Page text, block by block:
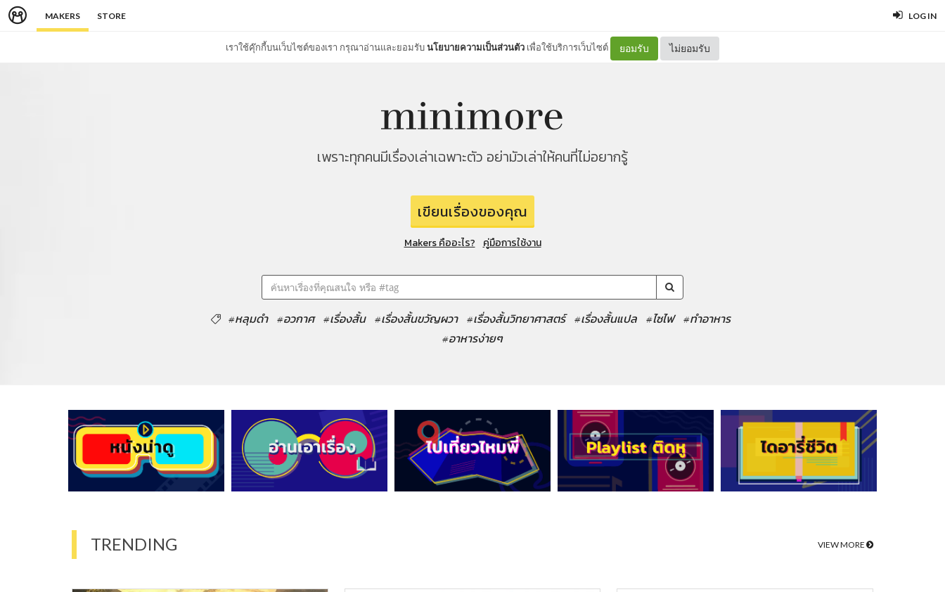
MAKERS STORE LOG IN
เราใช้คุ๊กกี้บนเว็บไซต์ของเรา กรุณาอ่านและยอมรับนโยบายความเป็นส่วนตัว เพื่อใช้บริการเว็บไซต์ ยอมรับ ไม่ยอมรับ
เพราะทุกคนมีเรื่องเล่าเฉพาะตัว อย่ามัวเล่าให้คนที่ไม่อยากรู้
เขียนเรื่องของคุณ
Makers คืออะไร? คู่มือการใช้งาน
#หลุมดำ #อวกาศ #เรื่องสั้น #เรื่องสั้นขวัญผวา #เรื่องสั้นวิทยาศาสตร์ #เรื่องสั้นแปล #ไซไฟ
#ทำอาหาร
#อาหารง่ายๆ
TRENDING VIEW MORE